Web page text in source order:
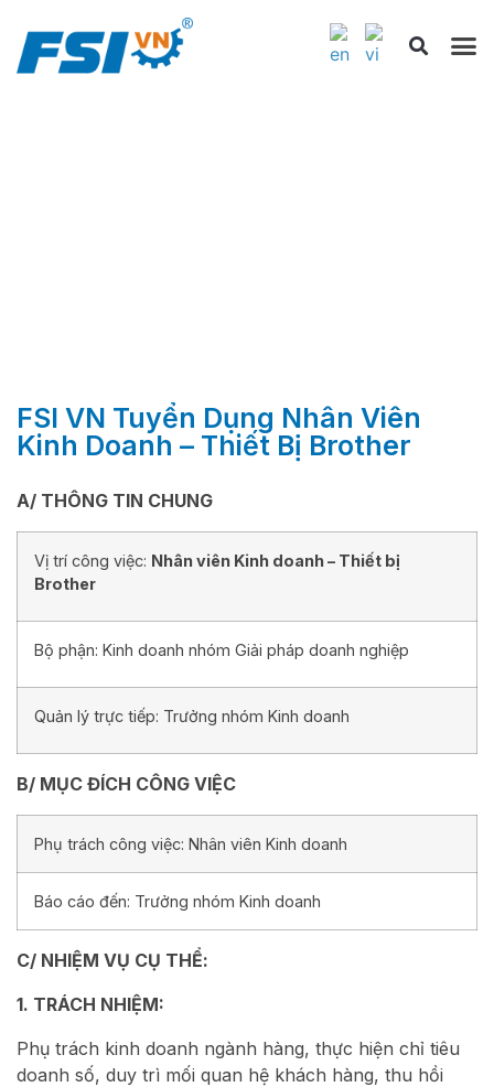
FSI VN Tuyển Dụng Nhân Viên
Kinh Doanh – Thiết Bị Brother
A/ THÔNG TIN CHUNG
Vị trí công việc: Nhân viên Kinh doanh – Thiết bị
Brother
Bộ phận: Kinh doanh nhóm Giải pháp doanh nghiệp
Quản lý trực tiếp: Trưởng nhóm Kinh doanh
B/ MỤC ĐÍCH CÔNG VIỆC
Phụ trách công việc: Nhân viên Kinh doanh
Báo cáo đến: Trưởng nhóm Kinh doanh
C/ NHIỆM VỤ CỤ THỂ:
1. TRÁCH NHIỆM:
Phụ trách kinh doanh ngành hàng, thực hiện chỉ tiêu
doanh số, duy trì mối quan hệ khách hàng, thu hồi